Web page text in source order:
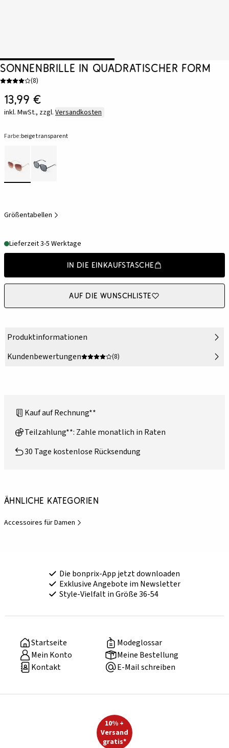
Sonnenbrille in quadratischer Form
(8)
13,99 €
inkl. MwSt., zzgl. Versandkosten
Farbe:beige transparent
Größentabellen
Lieferzeit 3-5 Werktage
In die Einkaufstasche
Auf die Wunschliste
Produktinformationen
Kundenbewertungen
(8)
Kauf auf Rechnung**
Teilzahlung**: Zahle monatlich in Raten
30 Tage kostenlose Rücksendung
Ähnliche Kategorien
Accessoires für Damen
Die bonprix-App jetzt downloaden
Exklusive Angebote im Newsletter
Style-Vielfalt in Größe 36-54
Startseite
Modeglossar
Mein Konto
Meine Bestellung
Kontakt
E-Mail schreiben
10% +
Versand
gratis*